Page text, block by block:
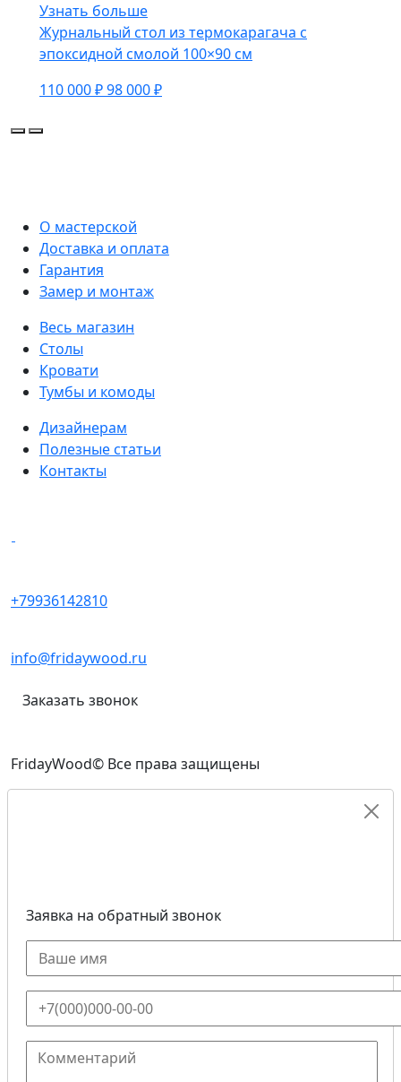
Узнать больше
Журнальный стол из термокарагача с
эпоксидной смолой 100×90 см
110 000 ₽98 000 ₽
О мастерской
Доставка и оплата
Гарантия
Замер и монтаж
Весь магазин
Столы
Кровати
Тумбы и комоды
Дизайнерам
Полезные статьи
Контакты
+79936142810
info@fridaywood.ru
Заказать звонок
FridayWood© Все права защищены
Заявка на обратный звонок